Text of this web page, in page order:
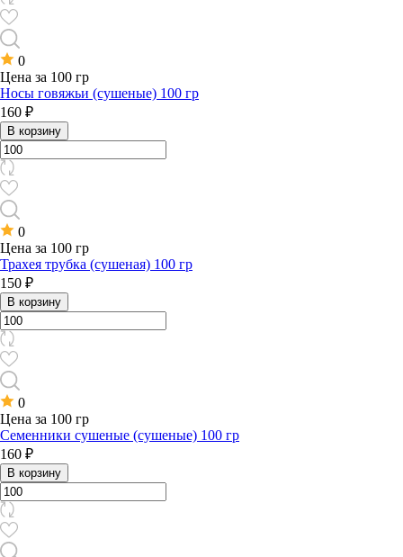
0
Цена за 100 гр
Носы говяжьи (сушеные) 100 гр
160 ₽
В корзину
0
Цена за 100 гр
Трахея трубка (сушеная) 100 гр
150 ₽
В корзину
0
Цена за 100 гр
Семенники сушеные (сушеные) 100 гр
160 ₽
В корзину